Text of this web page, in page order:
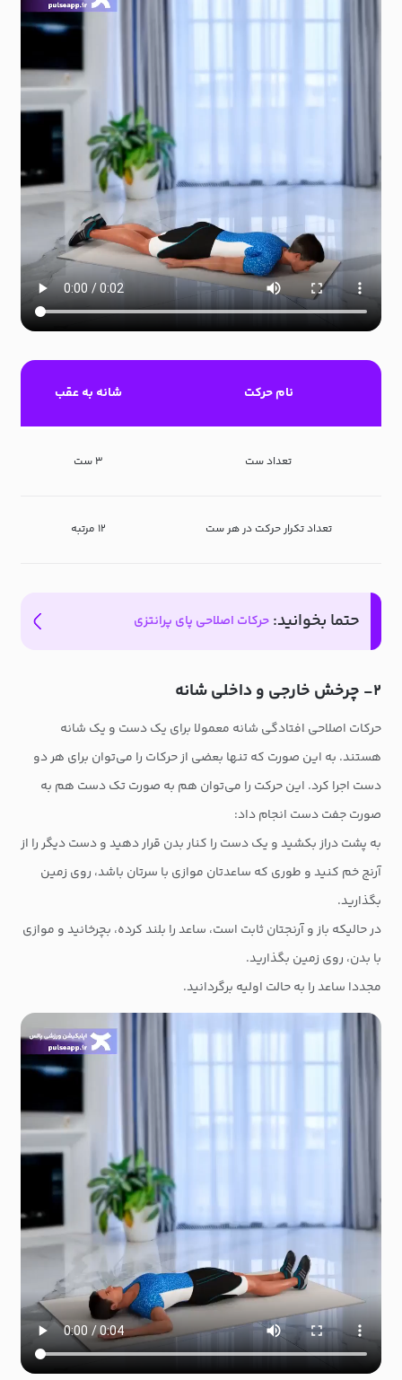
نام حرکت شانه به عقب
تعداد ست ۳ ست
تعداد تکرار حرکت در هر ست ۱۲ مرتبه
حتما بخوانید: حرکات اصلاحی پای پرانتزی
۲- چرخش خارجی و داخلی شانه
حرکات اصلاحی افتادگی شانه معمولا برای یک دست و یک شانه
هستند. به این صورت که تنها بعضی از حرکات را می‌توان برای هر دو
دست اجرا کرد. این حرکت را می‌توان هم به صورت تک دست هم به
صورت جفت دست انجام داد:
به پشت دراز بکشید و یک دست را کنار بدن قرار دهید و دست دیگر را از
آرنج خم کنید و طوری که ساعدتان موازی با سرتان باشد، روی زمین
بگذارید.
در حالیکه باز و آرنجتان ثابت است، ساعد را بلند کرده، بچرخانید و موازی
با بدن، روی زمین بگذارید.
مجددا ساعد را به حالت اولیه برگردانید.